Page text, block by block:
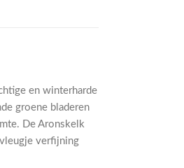
en winterharde
groene bladeren
De Aronskelk
verfijning